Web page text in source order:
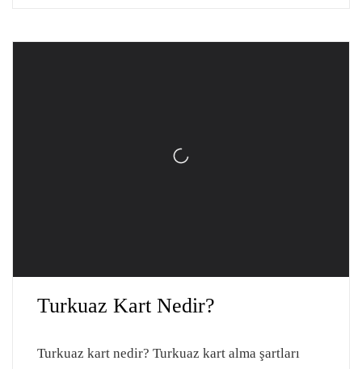
Turkuaz Kart Nedir?
Turkuaz kart nedir? Turkuaz kart alma şartları